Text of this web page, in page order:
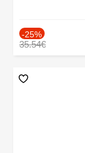
-25%
35.54€